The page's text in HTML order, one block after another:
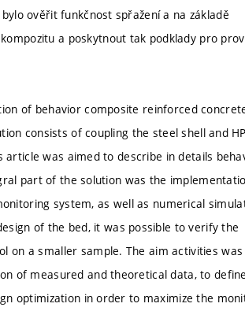
ověřit funkčnost spřažení a na základě
a poskytnout tak podklady pro
of behavior composite reinforced
consists of coupling the steel shell and
was aimed to describe in details
part of the solution was the
system, as well as numerical
of the bed, it was possible to verify the
on a smaller sample. The aim activities
of measured and theoretical data, to
optimization in order to maximize the